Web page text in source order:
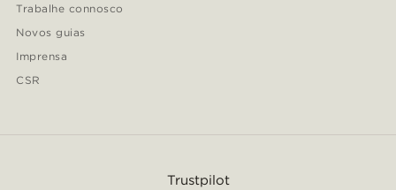
Trabalhe connosco
Novos guias
Imprensa
CSR
Trustpilot